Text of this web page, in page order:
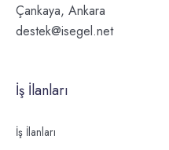
Çankaya, Ankara
destek@isegel.net
İş İlanları
İş İlanları